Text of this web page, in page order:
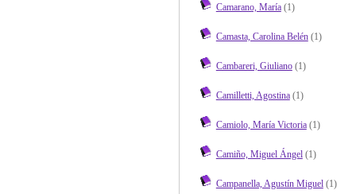
Camarano, María(1)
Camasta, Carolina Belén(1)
Cambareri, Giuliano(1)
Camilletti, Agostina(1)
Camiolo, María Victoria(1)
Camiño, Miguel Ángel(1)
Campanella, Agustín Miguel(1)